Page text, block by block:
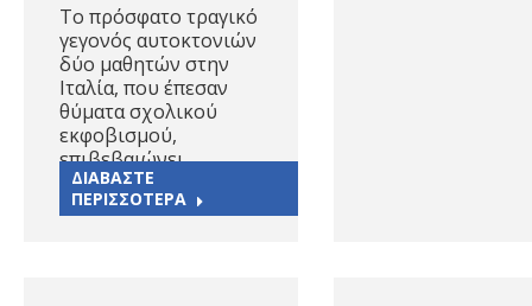
Το πρόσφατο τραγικό
γεγονός αυτοκτονιών
δύο μαθητών στην
Ιταλία, που έπεσαν
θύματα σχολικού
εκφοβισμού,
επιβεβαιώνει…
ΔΙΑΒΑΣΤΕ
ΠΕΡΙΣΣΟΤΕΡΑ